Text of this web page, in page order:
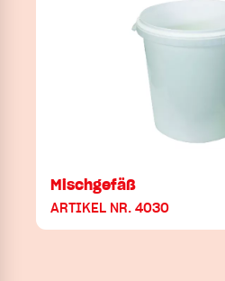
Mischgefäß
ARTIKEL NR. 4030